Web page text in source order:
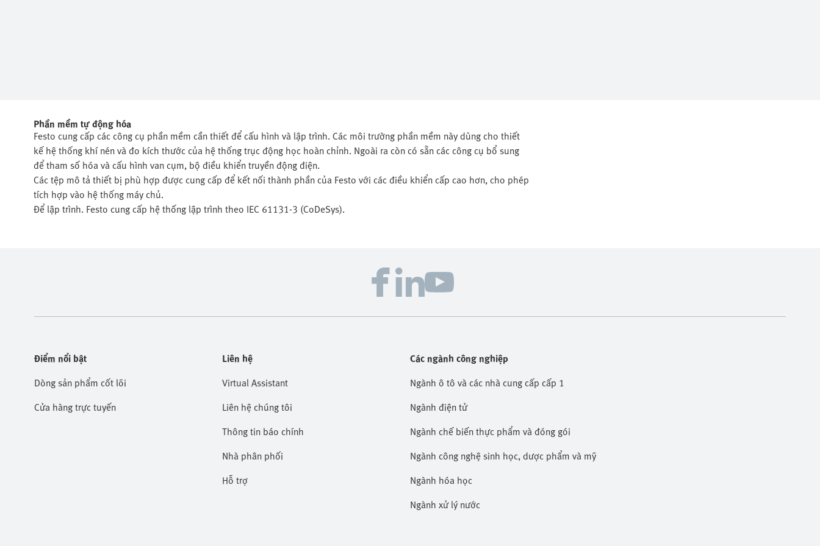
Phần mềm tự động hóa
Festo cung cấp các công cụ phần mềm cần thiết để cấu hình và lập trình. Các môi trường phần mềm này dùng cho thiết
kế hệ thống khí nén và đo kích thước của hệ thống trục động học hoàn chỉnh. Ngoài ra còn có sẵn các công cụ bổ sung
để tham số hóa và cấu hình van cụm, bộ điều khiển truyền động điện.
Các tệp mô tả thiết bị phù hợp được cung cấp để kết nối thành phần của Festo với các điều khiển cấp cao hơn, cho phép
tích hợp vào hệ thống máy chủ.
Để lập trình. Festo cung cấp hệ thống lập trình theo IEC 61131-3 (CoDeSys).
Điểm nổi bật
Dòng sản phẩm cốt lõi
Cửa hàng trực tuyến
Liên hệ
Virtual Assistant
Liên hệ chúng tôi
Thông tin báo chính
Nhà phân phối
Hỗ trợ
Các ngành công nghiệp
Ngành ô tô và các nhà cung cấp cấp 1
Ngành điện tử
Ngành chế biến thực phẩm và đóng gói
Ngành công nghệ sinh học, dược phẩm và mỹ phẩm
Ngành hóa học
Ngành xử lý nước